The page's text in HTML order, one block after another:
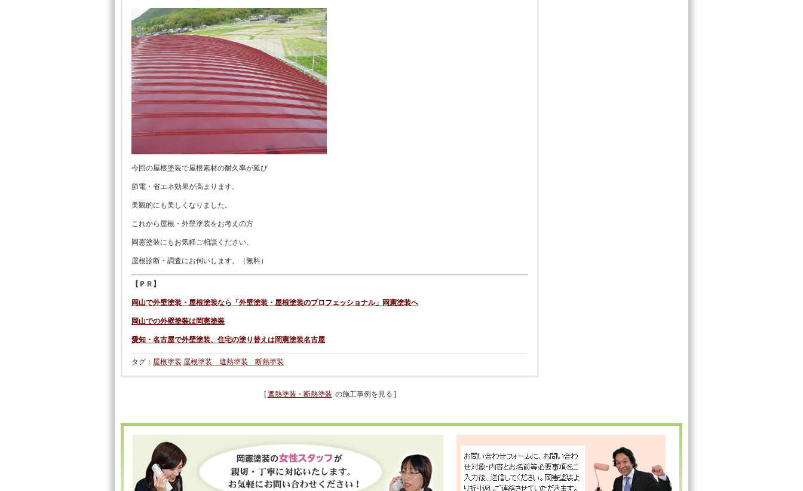
今回の屋根塗装で屋根素材の耐久率が延び
節電・省エネ効果が高まります。
美観的にも美しくなりました。
これから屋根・外壁塗装をお考えの方
岡憲塗装にもお気軽ご相談ください。
屋根診断・調査にお伺いします。（無料）
【ＰＲ】
岡山で外壁塗装・屋根塗装なら「外壁塗装・屋根塗装のプロフェッショナル」岡憲塗装へ
岡山での外壁塗装は岡憲塗装
愛知・名古屋で外壁塗装、住宅の塗り替えは岡憲塗装名古屋
タグ： 屋根塗装 屋根塗装 遮熱塗装 断熱塗装
[遮熱塗装・断熱塗装 の施工事例を見る ]